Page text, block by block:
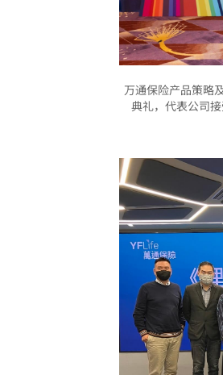
万通保险产品策略
典礼，代表公司